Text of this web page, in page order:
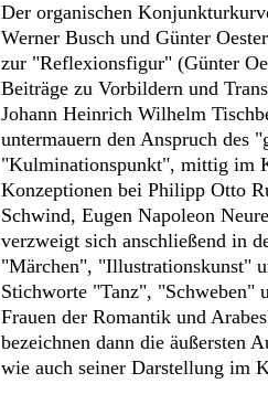
Der organischen
Werner Busch und Günter
zur "Reflexionsfigur" (Günter
Beiträge zu Vorbildern und
Johann Heinrich Wilhelm
untermauern den Anspruch des
"Kulminationspunkt", mittig im
Konzeptionen bei Philipp Otto
Schwind, Eugen Napoleon
verzweigt sich anschließend in
"Märchen", "Illustrationskunst"
Stichworte "Tanz", "Schweben"
Frauen der Romantik und
bezeichnen dann die äußersten
wie auch seiner Darstellung im